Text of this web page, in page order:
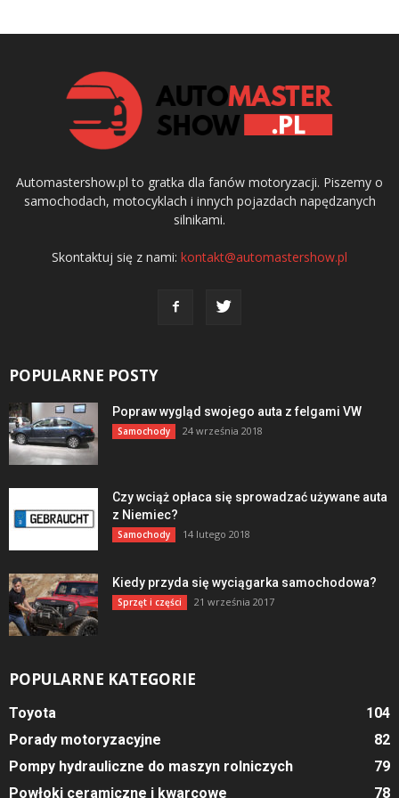
Automastershow.pl to gratka dla fanów motoryzacji. Piszemy o
samochodach, motocyklach i innych pojazdach napędzanych
silnikami.
Skontaktuj się z nami: kontakt@automastershow.pl
POPULARNE POSTY
Popraw wygląd swojego auta z felgami VW
Samochody 24 września 2018
Czy wciąż opłaca się sprowadzać używane auta
z Niemiec?
Samochody 14 lutego 2018
Kiedy przyda się wyciągarka samochodowa?
Sprzęt i części 21 września 2017
POPULARNE KATEGORIE
Toyota
104
Porady motoryzacyjne
82
Pompy hydrauliczne do maszyn rolniczych
79
Powłoki ceramiczne i kwarcowe
78